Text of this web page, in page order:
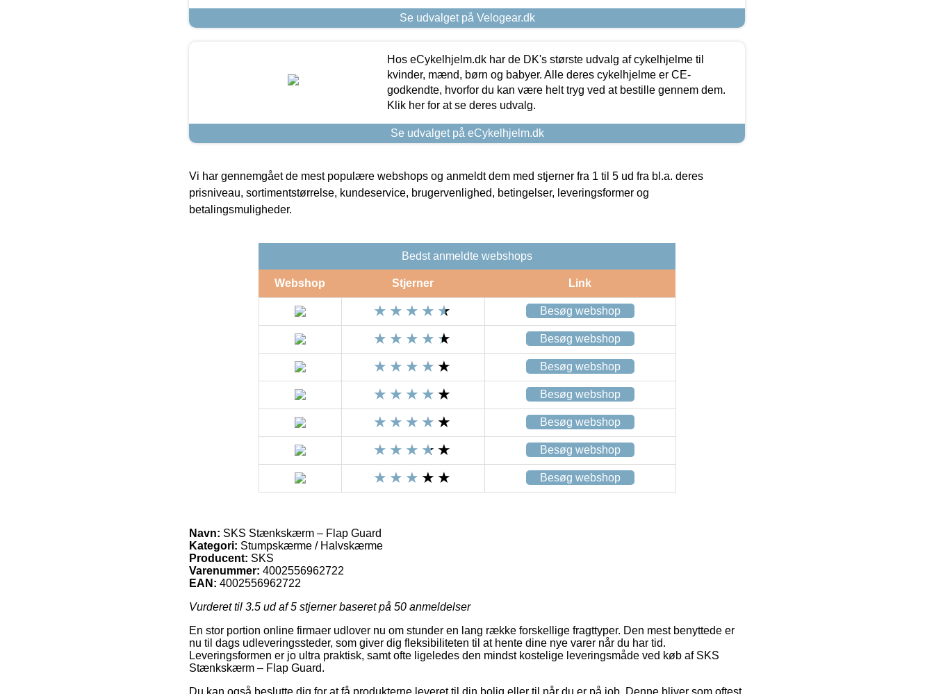
Se udvalget på Velogear.dk
Hos eCykelhjelm.dk har de DK's største udvalg af cykelhjelme til
kvinder, mænd, børn og babyer. Alle deres cykelhjelme er CE-
godkendte, hvorfor du kan være helt tryg ved at bestille gennem dem.
Klik her for at se deres udvalg.
Se udvalget på eCykelhjelm.dk
Vi har gennemgået de mest populære webshops og anmeldt dem med stjerner fra 1 til 5 ud fra bl.a. deres
prisniveau, sortimentstørrelse, kundeservice, brugervenlighed, betingelser, leveringsformer og
betalingsmuligheder.
Bedst anmeldte webshops
Webshop Stjerner Link
Besøg webshop
Besøg webshop
Besøg webshop
Besøg webshop
Besøg webshop
Besøg webshop
Besøg webshop
Navn: SKS Stænkskærm – Flap Guard
Kategori: Stumpskærme / Halvskærme
Producent: SKS
Varenummer: 4002556962722
EAN: 4002556962722
Vurderet til 3.5 ud af 5 stjerner baseret på 50 anmeldelser
En stor portion online firmaer udlover nu om stunder en lang række forskellige fragttyper. Den mest benyttede er
nu til dags udleveringssteder, som giver dig fleksibiliteten til at hente dine nye varer når du har tid.
Leveringsformen er jo ultra praktisk, samt ofte ligeledes den mindst kostelige leveringsmåde ved køb af SKS
Stænkskærm – Flap Guard.